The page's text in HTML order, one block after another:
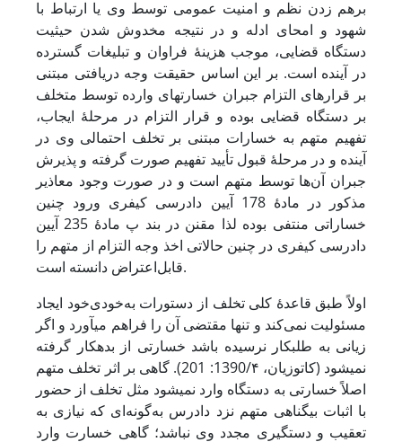
برهم زدن نظم و امنیت عمومی توسط وی یا ارتباط با
شهود و امحای ادله و در نتیجه مخدوش شدن حیثیت
دستگاه قضایی، موجب هزینۀ فراوان و تبلیغات گسترده
در آینده است. بر این اساس حقیقت وجه دریافتی مبتنی
بر قرارهای التزام جبران خسارت‏های وارده توسط متخلف
بر دستگاه قضایی بوده و قرار التزام در مرحلۀ ایجاب،
تفهیم متهم به خسارات مبتنی بر تخلف احتمالی وی در
آینده و در مرحلۀ قبول تأیید تفهیم صورت ‌گرفته و پذیرش
جبران آن‌ها توسط متهم است و در صورت وجود معاذیر
مذکور در مادۀ 178 آیین دادرسی کیفری ورود چنین
خساراتی منتفی بوده لذا مقنن در بند پ مادۀ 235 آیین
دادرسی کیفری در چنین حالاتی اخذ وجه التزام از متهم را
قابل‌اعتراض دانسته است.
اولاً طبق قاعدۀ کلی تخلف از دستورات به‌خودی‌خود ایجاد
مسئولیت نمی‌کند و تنها مقتضی آن را فراهم می‏آورد و اگر
زیانی به طلبکار نرسیده باشد خسارتی از بدهکار گرفته
نمی‏شود (کاتوزیان، 1390/۴: 201). گاهی بر اثر تخلف متهم
اصلاً خسارتی به دستگاه وارد نمی‏شود مثل تخلف از حضور
با اثبات بی‏گناهی متهم نزد دادرس به‌گونه‌ای که نیازی به
تعقیب و دستگیری مجدد وی نباشد؛ گاهی خسارت وارد